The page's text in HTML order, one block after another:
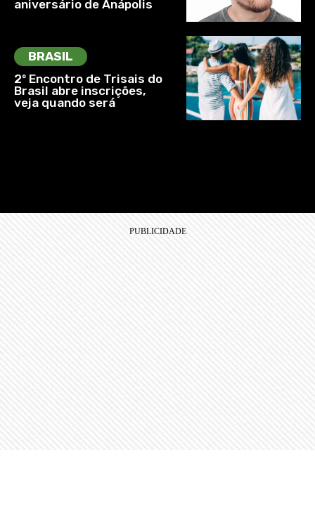
aniversário de Anápolis
BRASIL
2º Encontro de Trisais do
Brasil abre inscrições,
veja quando será